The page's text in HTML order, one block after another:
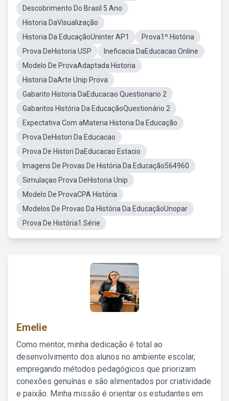
Descobrimento Do Brasil 5 Ano
Historia DaVisualização
Historia Da EducaçãoUninter AP1
Prova1º História
Prova DeHistoria USP
Ineficacia DaEducacao Online
Modelo De ProvaAdaptada Historia
Historia DaArte Unip Prova
Gabarito Historia DaEducacao Questionario 2
Gabaritos História Da EducaçãoQuestionário 2
Expectativa Com aMateria Historia Da Educação
Prova DeHistori Da Educacao
Prova De Histori DaEducacao Estacio
Imagens De Provas De História Da Educação564960
Simulaçao Prova DeHistoria Unip
Modelo De ProvaCPA História
Modelos De Provas Da História Da EducaçãoUnopar
Prova De História1.Série
Emelie
Como mentor, minha dedicação é total ao
desenvolvimento dos alunos no ambiente escolar,
empregando métodos pedagógicos que priorizam
conexões genuínas e são alimentados por criatividade
e paixão. Minha missão é orientar os estudantes em